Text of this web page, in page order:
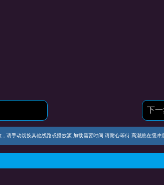
下
请手动切换其他线路或播放源.加载需要时间.请耐心等待.高潮总在缓冲